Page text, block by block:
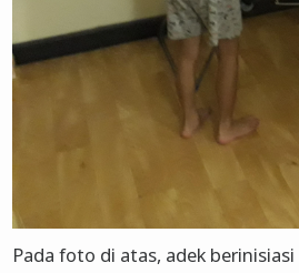
Pada foto di atas, adek